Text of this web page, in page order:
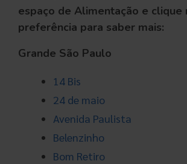
espaço de Alimentação e clique
preferência para saber mais:
Grande São Paulo
14 Bis
24 de maio
Avenida Paulista
Belenzinho
Bom Retiro